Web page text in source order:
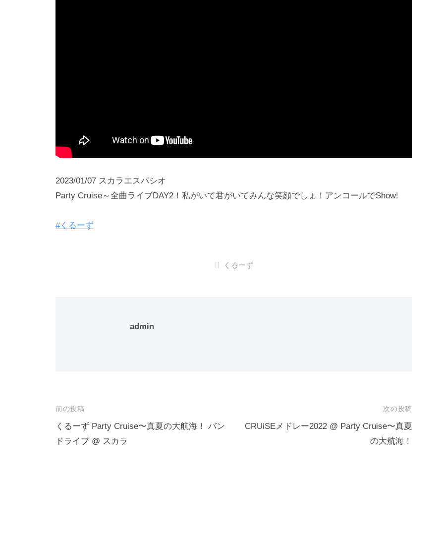
2023/01/07 スカラエスパシオ
Party Cruise～全曲ライブDAY2！私がいて君がいてみんな笑顔でしょ！アンコールでShow!
#くるーず
くるーず
admin
投
稿
ナ
前の投稿
くるーず Party Cruise〜真夏の大航海！ バン
ドライブ @ スカラ
次の投稿
CRUiSEメドレー2022 @ Party Cruise〜真夏
の大航海！